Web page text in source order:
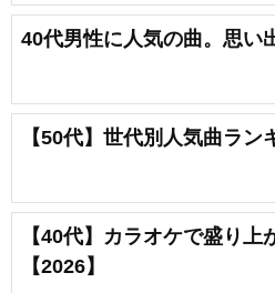
40代男性に人気の曲。思い
【50代】世代別人気曲ラン
【40代】カラオケで盛り上
【2026】